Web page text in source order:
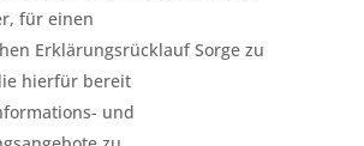
für einen
Erklärungsrücklauf Sorge zu
hierfür bereit
und